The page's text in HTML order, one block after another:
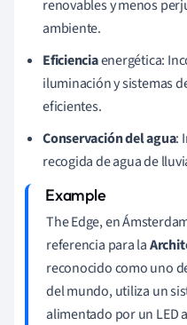
renovables y menos
ambiente.
Eficienciaenergética:
iluminación y sistemas
eficientes.
Conservación del agua:
recogida de agua de
The Edge, en
referencia para la
reconocido como uno
del mundo, utiliza un
alimentado por un LED